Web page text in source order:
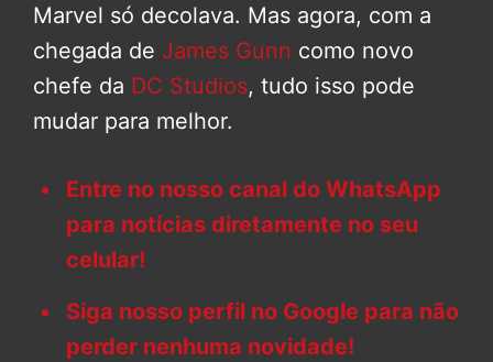
Marvel só decolava. Mas agora, com a
chegada de James Gunn como novo
chefe da DC Studios, tudo isso pode
mudar para melhor.
Entre no nosso canal do WhatsApp
para notícias diretamente no seu
celular!
Siga nosso perfil no Google para não
perder nenhuma novidade!